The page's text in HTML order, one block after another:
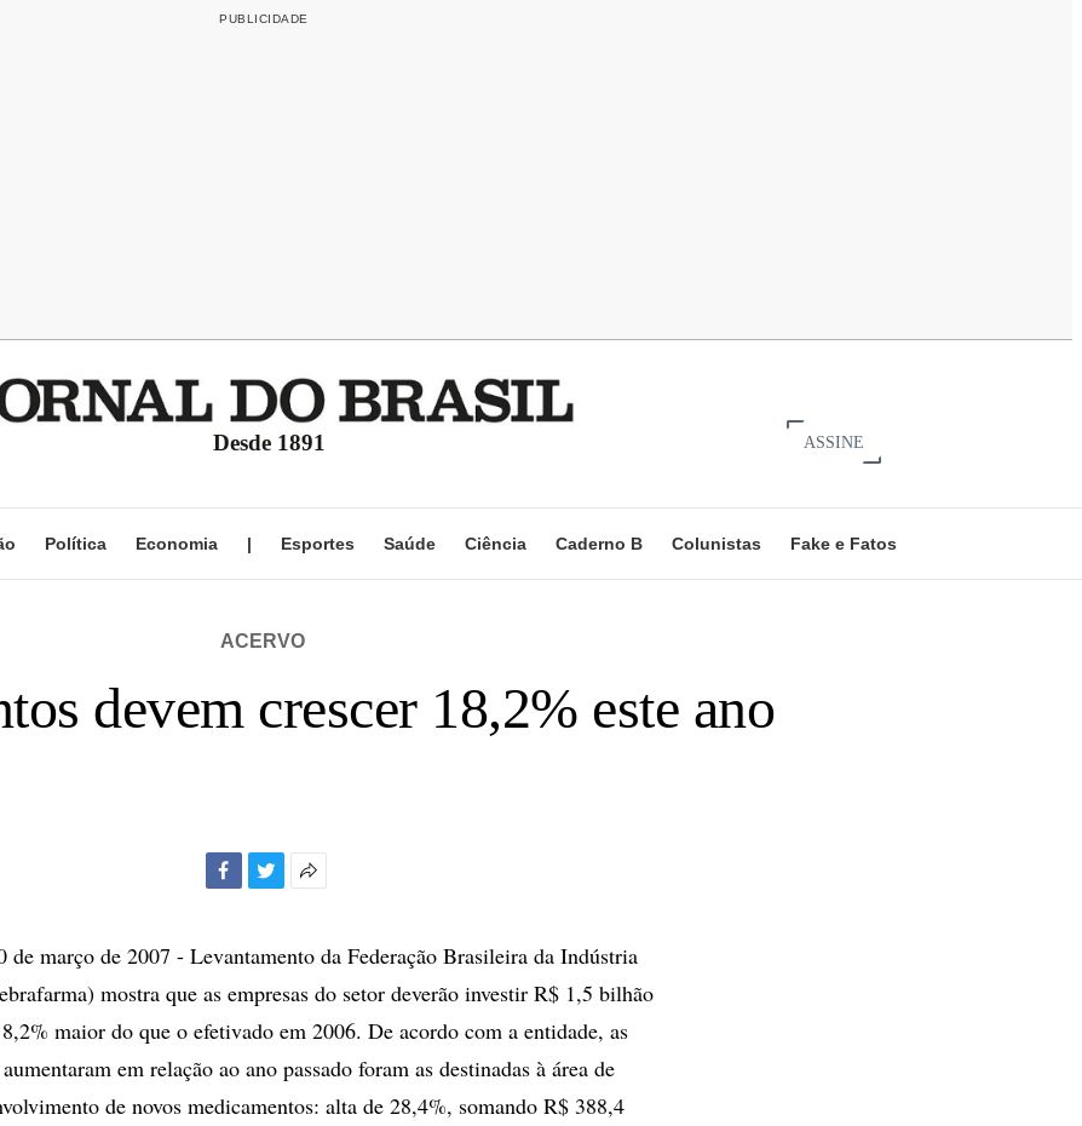
Desde 1891 ASSINE
Política Economia | Esportes Saúde Ciência Caderno B Colunistas Fake e Fatos
ACERVO
devem crescer 18,2% este ano
compartilhamento
de março de 2007 - Levantamento da Federação Brasileira da Indústria
mostra que as empresas do setor deverão investir R$ 1,5 bilhão
maior do que o efetivado em 2006. De acordo com a entidade, as
em relação ao ano passado foram as destinadas à área de
de novos medicamentos: alta de 28,4%, somando R$ 388,4